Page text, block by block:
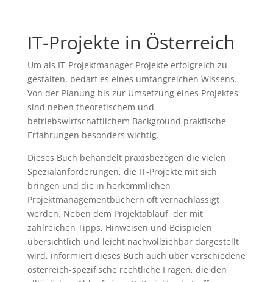
IT-Projekte in Österreich
Um als IT-Projektmanager Projekte erfolgreich zu
gestalten, bedarf es eines umfangreichen Wissens.
Von der Planung bis zur Umsetzung eines Projektes
sind neben theoretischem und
betriebswirtschaftlichem Background praktische
Erfahrungen besonders wichtig.
Dieses Buch behandelt praxisbezogen die vielen
Spezialanforderungen, die IT-Projekte mit sich
bringen und die in herkömmlichen
Projektmanagementbüchern oft vernachlässigt
werden. Neben dem Projektablauf, der mit
zahlreichen Tipps, Hinweisen und Beispielen
übersichtlich und leicht nachvollziehbar dargestellt
wird, informiert dieses Buch auch über verschiedene
österreich-spezifische rechtliche Fragen, die den